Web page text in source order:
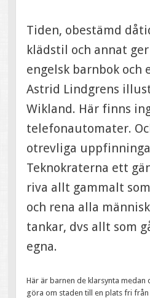
Tiden, obestämd
klädstil och annat
engelsk barnbok och
Astrid Lindgrens
Wikland. Här finns
telefonautomater.
otrevliga
Teknokraterna ett
riva allt gammalt
och rena alla
tankar, dvs allt som
egna.
Här är barnen de klarsynta medan
göra om staden till en plats fri